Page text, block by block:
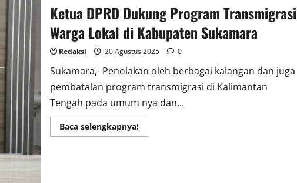
Ketua DPRD Dukung Program Transmigrasi
Warga Lokal di Kabupaten Sukamara
Redaksi 20 Agustus 2025 0
Sukamara,- Penolakan oleh berbagai kalangan dan juga
pembatalan program transmigrasi di Kalimantan
Tengah pada umum nya dan...
Baca selengkapnya!Read
more